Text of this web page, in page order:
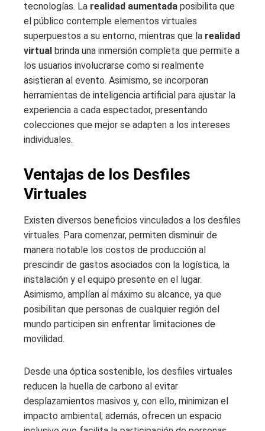
tecnologías. La realidad aumentada posibilita que
el público contemple elementos virtuales
superpuestos a su entorno, mientras que la realidad
virtual brinda una inmersión completa que permite a
los usuarios involucrarse como si realmente
asistieran al evento. Asimismo, se incorporan
herramientas de inteligencia artificial para ajustar la
experiencia a cada espectador, presentando
colecciones que mejor se adapten a los intereses
individuales.
Ventajas de los Desfiles
Virtuales
Existen diversos beneficios vinculados a los desfiles
virtuales. Para comenzar, permiten disminuir de
manera notable los costos de producción al
prescindir de gastos asociados con la logística, la
instalación y el equipo presente en el lugar.
Asimismo, amplían al máximo su alcance, ya que
posibilitan que personas de cualquier región del
mundo participen sin enfrentar limitaciones de
movilidad.
Desde una óptica sostenible, los desfiles virtuales
reducen la huella de carbono al evitar
desplazamientos masivos y, con ello, minimizan el
impacto ambiental; además, ofrecen un espacio